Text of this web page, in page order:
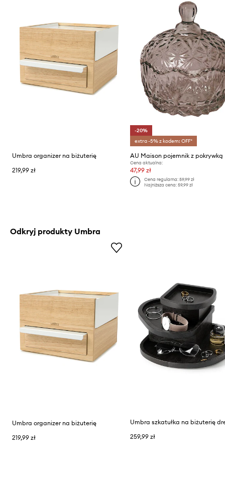
Umbra organizer na biżuterię
219,99 zł
-20%
extra -5% z kodem: OFF*
AU Maison pojemnik z pokrywką
Cena aktualna:
47,99 zł
Cena regularna: 59,99 zł
Najniższa cena: 59,99 zł
Odkryj produkty Umbra
Umbra organizer na biżuterię
219,99 zł
259,99 zł